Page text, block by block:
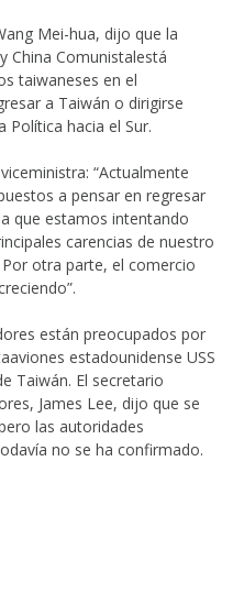
Mei-hua, dijo que la
China Comunistalestá
taiwaneses en el
a Taiwán o dirigirse
Política hacia el Sur.
“Actualmente
a pensar en regresar
que estamos intentando
carencias de nuestro
otra parte, el comercio
están preocupados por
estadounidense USS
Taiwán. El secretario
James Lee, dijo que se
las autoridades
no se ha confirmado.